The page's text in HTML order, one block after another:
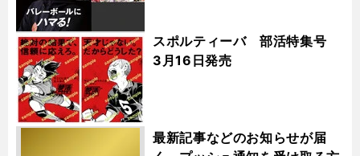
スポルティーバ 部活特集号
3月16日発売
最新記事などのお知らせが届